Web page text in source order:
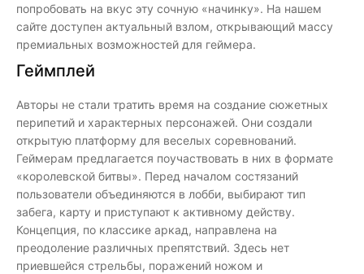
попробовать на вкус эту сочную «начинку». На нашем
сайте доступен актуальный взлом, открывающий массу
премиальных возможностей для геймера.
Геймплей
Авторы не стали тратить время на создание сюжетных
перипетий и характерных персонажей. Они создали
открытую платформу для веселых соревнований.
Геймерам предлагается поучаствовать в них в формате
«королевской битвы». Перед началом состязаний
пользователи объединяются в лобби, выбирают тип
забега, карту и приступают к активному действу.
Концепция, по классике аркад, направлена на
преодоление различных препятствий. Здесь нет
приевшейся стрельбы, поражений ножом и